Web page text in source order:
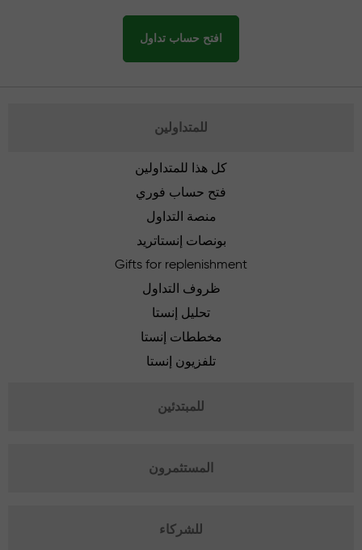
افتح حساب تداول
للمتداولين
كل هذا للمتداولين
فتح حساب فوري
منصة التداول
بونصات إنستاتريد
Gifts for replenishment
ظروف التداول
تحليل إنستا
مخططات إنستا
تلفزيون إنستا
للمبتدئين
المستثمرون
للشركاء